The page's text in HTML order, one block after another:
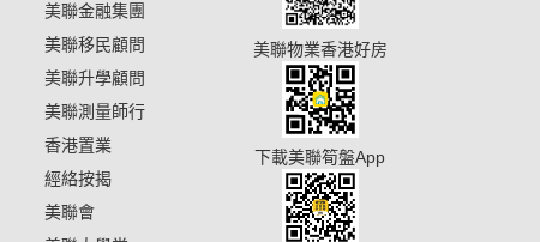
美聯金融集團
美聯移民顧問
美聯升學顧問
美聯測量師行
香港置業
經絡按揭
美聯會
美聯物業香港好房
下載美聯筍盤App